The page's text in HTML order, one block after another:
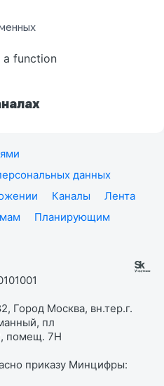
a function
данных
Каналы
Лента
Планирующим
Город Москва, вн.тер.г.
пл
помещ. 7Н
приказу Минцифры: